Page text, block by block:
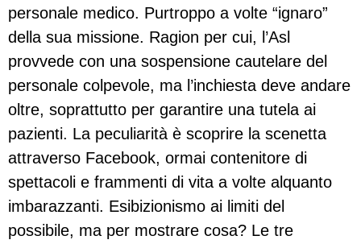
personale medico. Purtroppo a volte “ignaro”
della sua missione. Ragion per cui, l’Asl
provvede con una sospensione cautelare del
personale colpevole, ma l’inchiesta deve andare
oltre, soprattutto per garantire una tutela ai
pazienti. La peculiarità è scoprire la scenetta
attraverso Facebook, ormai contenitore di
spettacoli e frammenti di vita a volte alquanto
imbarazzanti. Esibizionismo ai limiti del
possibile, ma per mostrare cosa? Le tre